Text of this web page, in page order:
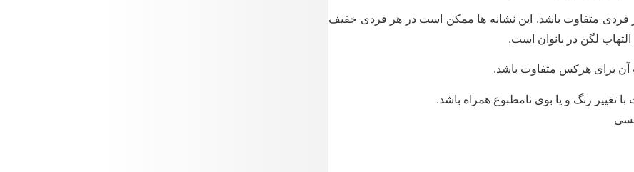
فردی متفاوت باشد. این نشانه ها ممکن است در هر فردی خفیف
التهاب لگن در بانوان است.
برای هرکس متفاوت باشد.
رنگ و یا بوی نامطبوع همراه باشد.